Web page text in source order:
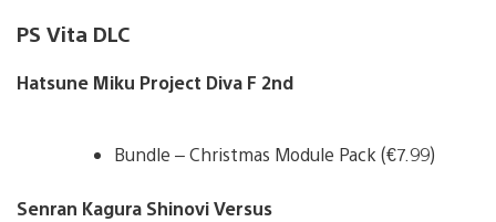
PS Vita DLC
Hatsune Miku Project Diva F 2nd
Bundle – Christmas Module Pack (€7.99)
Senran Kagura Shinovi Versus